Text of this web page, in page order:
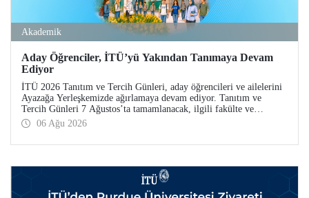
Akademik
Aday Öğrenciler, İTÜ’yü Yakından Tanımaya Devam
Ediyor
İTÜ 2026 Tanıtım ve Tercih Günleri, aday öğrencileri ve ailelerini
Ayazağa Yerleşkemizde ağırlamaya devam ediyor. Tanıtım ve
Tercih Günleri 7 Ağustos’ta tamamlanacak, ilgili fakülte ve
birimler adaylara bilgi vermeye devam edecek.
06 Ağu 2026